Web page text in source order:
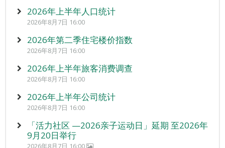
2026年上半年人口统计
2026年8月7日 16:00
2026年第二季住宅楼价指数
2026年8月7日 16:00
2026年上半年旅客消费调查
2026年8月7日 16:00
2026年上半年公司统计
2026年8月7日 16:00
「活力社区 —2026亲子运动日」延期 至2026年
9月20日举行
2026年8月7日 16:00